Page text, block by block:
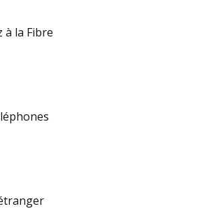
à la Fibre